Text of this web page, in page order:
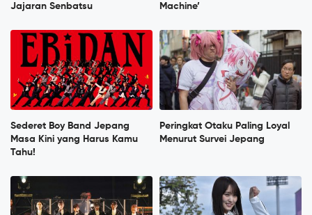
Jajaran Senbatsu
Machine’
Sederet Boy Band Jepang
Masa Kini yang Harus Kamu
Tahu!
Peringkat Otaku Paling Loyal
Menurut Survei Jepang